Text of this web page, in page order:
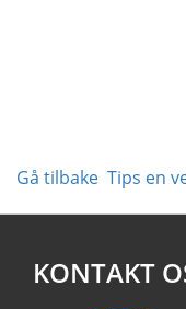
Gå tilbake Tips en
KONTAKT